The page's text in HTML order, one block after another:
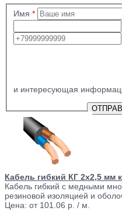
Имя *
и интересующая
Кабель гибкий КГ 2х2,5 мм
Кабель гибкий с медными
резиновой изоляцией и
Цена: от 101.06 р. / м.